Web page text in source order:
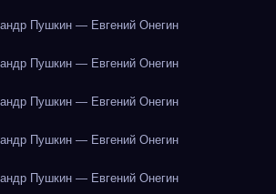
Пушкин — Евгений Онегин
Пушкин — Евгений Онегин
Пушкин — Евгений Онегин
Пушкин — Евгений Онегин
Пушкин — Евгений Онегин